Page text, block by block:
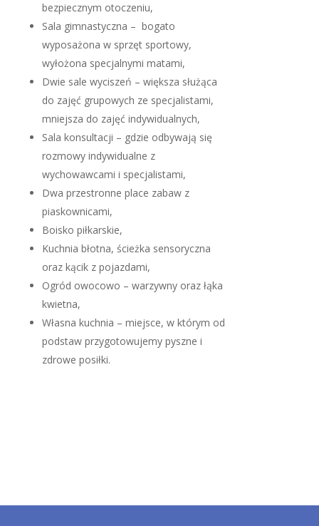
bezpiecznym otoczeniu,
Sala gimnastyczna – bogato
wyposażona w sprzęt sportowy,
wyłożona specjalnymi matami,
Dwie sale wyciszeń – większa służąca
do zajęć grupowych ze specjalistami,
mniejsza do zajęć indywidualnych,
Sala konsultacji – gdzie odbywają się
rozmowy indywidualne z
wychowawcami i specjalistami,
Dwa przestronne place zabaw z
piaskownicami,
Boisko piłkarskie,
Kuchnia błotna, ścieżka sensoryczna
oraz kącik z pojazdami,
Ogród owocowo – warzywny oraz łąka
kwietna,
Własna kuchnia – miejsce, w którym od
podstaw przygotowujemy pyszne i
zdrowe posiłki.